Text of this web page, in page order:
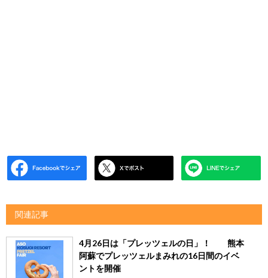
関連記事
4月26日は「プレッツェルの日」！ 熊本
阿蘇でプレッツェルまみれの16日間のイベ
ントを開催